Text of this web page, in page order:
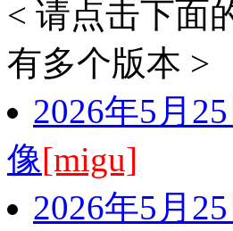
< 请点击下面
有多个版本 >
2026年5月
像[migu]
2026年5月